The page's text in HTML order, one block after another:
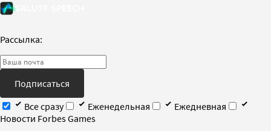
Рассылка:
Подписаться
Все сразу
Еженедельная
Ежедневная
Новости Forbes Games